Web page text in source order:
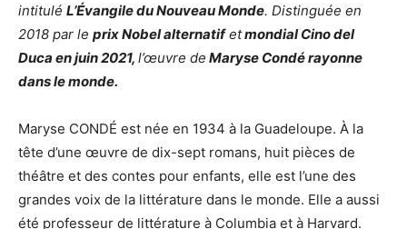
intitulé L’Évangile du Nouveau Monde. Distinguée en
2018 par le prix Nobel alternatifetmondial Cino del
Duca en juin 2021, l’œuvre de Maryse Condé rayonne
dans le monde.
Maryse CONDÉ est née en 1934 à la Guadeloupe. À la
tête d’une œuvre de dix-sept romans, huit pièces de
théâtre et des contes pour enfants, elle est l’une des
grandes voix de la littérature dans le monde. Elle a aussi
été professeur de littérature à Columbia et à Harvard.